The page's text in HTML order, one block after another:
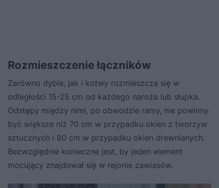
Rozmieszczenie łączników
Zarówno dyble, jak i kotwy rozmieszcza się w
odległości 15-25 cm od każdego naroża lub słupka.
Odstępy między nimi, po obwodzie ramy, nie powinny
być większe niż 70 cm w przypadku okien z tworzyw
sztucznych i 80 cm w przypadku okien drewnianych.
Bezwzględnie konieczne jest, by jeden element
mocujący znajdował się w rejonie zawiasów.